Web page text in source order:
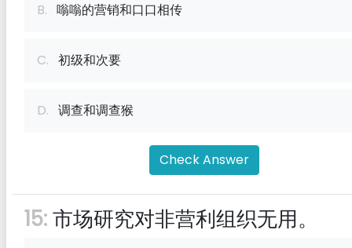
B. 嗡嗡的营销和口口相传
C. 初级和次要
D. 调查和调查猴
Check Answer
15:市场研究对非营利组织无用。